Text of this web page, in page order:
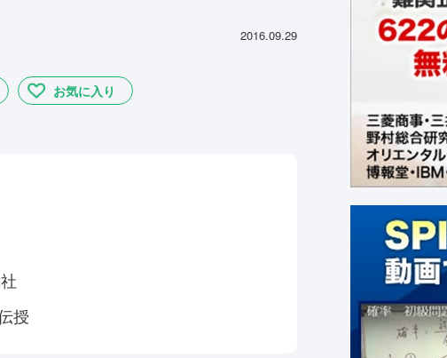
2016.09.29
お気に入り
授